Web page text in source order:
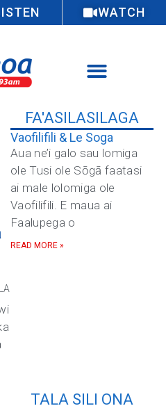
WATCH
FA'ASILASILAGA
Vaofilifili & Le Soga
Aua ne’i galo sau lomiga
ole Tusi ole Sōgā faatasi
ai male lolomiga ole
Vaofilifili. E maua ai
Faalupega o
READ MORE »
TALA SILI ONA